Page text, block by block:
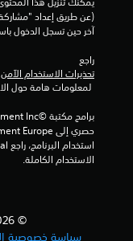
آخر حين تسجل الدخول
راجع
تحذيرات الاستخدام الآمن
الاستخدام الكاملة.
© 2026 COMMANDO PANDA
سياسة خصوصية